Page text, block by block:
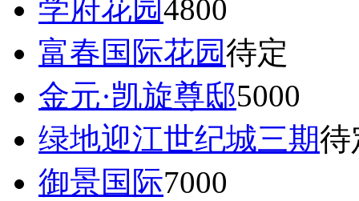
学府花园4800
富春国际花园待定
金元·凯旋尊邸5000
绿地迎江世纪城三期待
御景国际7000